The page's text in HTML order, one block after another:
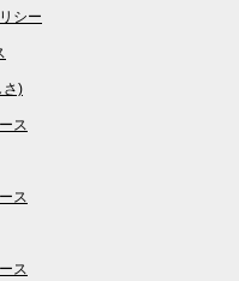
シー
さ)
ス
ス
ス